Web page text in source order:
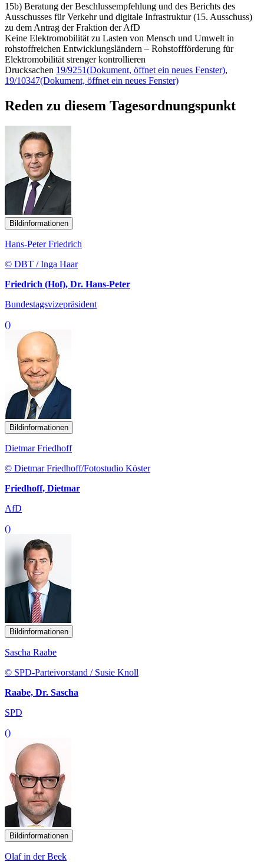
15b) Beratung der Beschlussempfehlung und des Berichts des
Ausschusses für Verkehr und digitale Infrastruktur (15. Ausschuss)
zu dem Antrag der Fraktion der AfD
Keine Elektromobilität zu Lasten von Mensch und Umwelt in
rohstoffreichen Entwicklungsländern – Rohstoffförderung für
Elektromobilität strenger kontrollieren
Drucksachen 19/9251(Dokument, öffnet ein neues Fenster),
19/10347(Dokument, öffnet ein neues Fenster)
Reden zu diesem Tagesordnungspunkt
Bildinformationen
Hans-Peter Friedrich
© DBT / Inga Haar
Friedrich (Hof), Dr. Hans-Peter
Bundestagsvizepräsident
()
Bildinformationen
Dietmar Friedhoff
© Dietmar Friedhoff/Fotostudio Köster
Friedhoff, Dietmar
AfD
()
Bildinformationen
Sascha Raabe
© SPD-Parteivorstand / Susie Knoll
Raabe, Dr. Sascha
SPD
()
Bildinformationen
Olaf in der Beek